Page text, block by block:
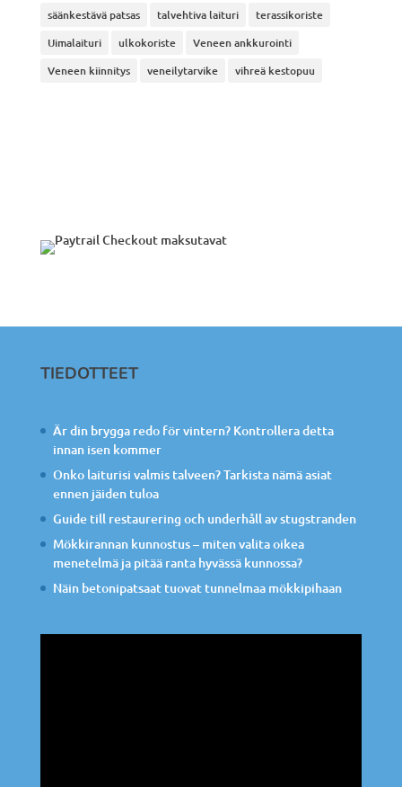
säänkestävä patsas talvehtiva laituri
terassikoriste
Uimalaituri
ulkokoriste
Veneen ankkurointi
Veneen kiinnitys
veneilytarvike vihreä kestopuu
TIEDOTTEET
Är din brygga redo för vintern? Kontrollera detta
innan isen kommer
Onko laiturisi valmis talveen? Tarkista nämä asiat
ennen jäiden tuloa
Guide till restaurering och underhåll av stugstranden
Mökkirannan kunnostus – miten valita oikea
menetelmä ja pitää ranta hyvässä kunnossa?
Näin betonipatsaat tuovat tunnelmaa mökkipihaan